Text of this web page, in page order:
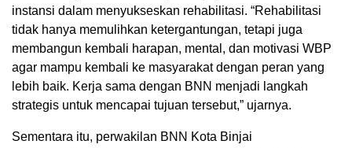
instansi dalam menyukseskan rehabilitasi. “Rehabilitasi
tidak hanya memulihkan ketergantungan, tetapi juga
membangun kembali harapan, mental, dan motivasi WBP
agar mampu kembali ke masyarakat dengan peran yang
lebih baik. Kerja sama dengan BNN menjadi langkah
strategis untuk mencapai tujuan tersebut,” ujarnya.
Sementara itu, perwakilan BNN Kota Binjai